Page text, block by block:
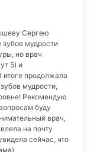
Сергею
мудрости
но врач
5) и
продолжала
мудрости,
Рекомендую
буду
врач,
на почту
сейчас, что